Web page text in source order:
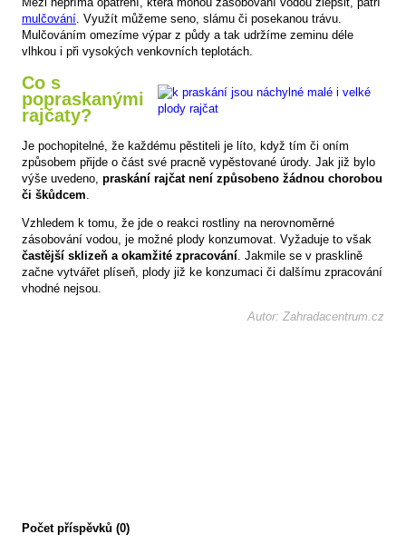
mulčování . Využít můžeme seno, slámu či posekanou trávu.
Mulčováním omezíme výpar z půdy a tak udržíme zeminu déle
vlhkou i při vysokých venkovních teplotách.
Co s
popraskanými
rajčaty?
Je pochopitelné, že každému pěstiteli je líto, když tím či oním
způsobem přijde o část své pracně vypěstované úrody. Jak již bylo
výše uvedeno, praskání rajčat není způsobeno žádnou chorobou
či škůdcem.
Vzhledem k tomu, že jde o reakci rostliny na nerovnoměrné
zásobování vodou, je možné plody konzumovat. Vyžaduje to však
častější sklizeň a okamžité zpracování. Jakmile se v prasklině
začne vytvářet plíseň, plody již ke konzumaci či dalšímu zpracování
vhodné nejsou.
Autor: Zahradacentrum.cz
Počet příspěvků (0)